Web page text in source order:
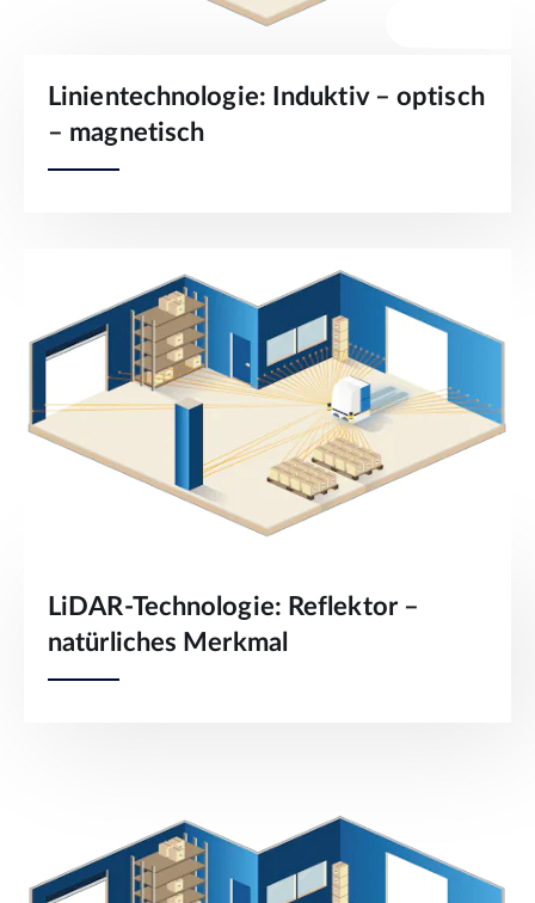
Linientechnologie: Induktiv – optisch
– magnetisch
LiDAR-Technologie: Reflektor –
natürliches Merkmal